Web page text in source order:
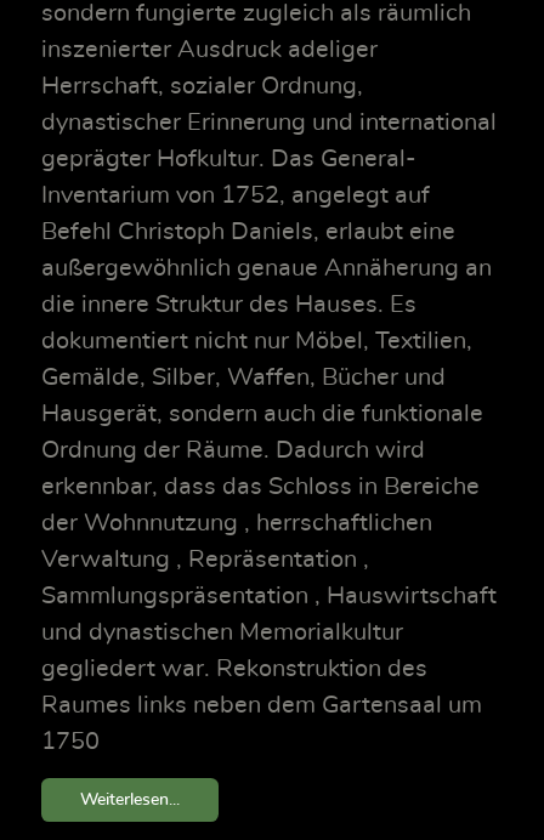
sondern fungierte zugleich als räumlich
inszenierter Ausdruck adeliger
Herrschaft, sozialer Ordnung,
dynastischer Erinnerung und international
geprägter Hofkultur. Das General-
Inventarium von 1752, angelegt auf
Befehl Christoph Daniels, erlaubt eine
außergewöhnlich genaue Annäherung an
die innere Struktur des Hauses. Es
dokumentiert nicht nur Möbel, Textilien,
Gemälde, Silber, Waffen, Bücher und
Hausgerät, sondern auch die funktionale
Ordnung der Räume. Dadurch wird
erkennbar, dass das Schloss in Bereiche
der Wohnnutzung , herrschaftlichen
Verwaltung , Repräsentation ,
Sammlungspräsentation , Hauswirtschaft
und dynastischen Memorialkultur
gegliedert war. Rekonstruktion des
Raumes links neben dem Gartensaal um
1750
Weiterlesen...